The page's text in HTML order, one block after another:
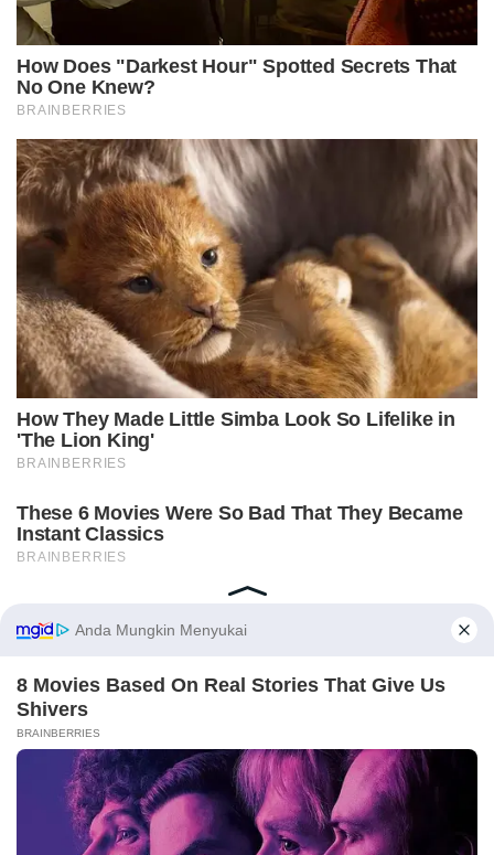
Home Indeks Redaksi Privacy Policy
Disclaimer
Pedoman Media Siber
Tentang Kami